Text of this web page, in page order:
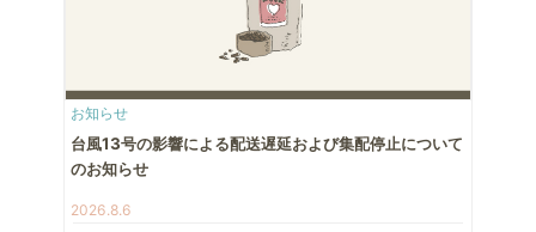
お知らせ
台風13号の影響による配送遅延および集配停止について
のお知らせ
2026.8.6